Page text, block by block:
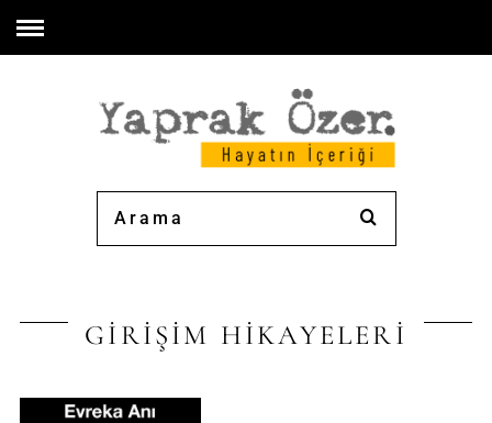
GİRİŞİM HİKAYELERİ